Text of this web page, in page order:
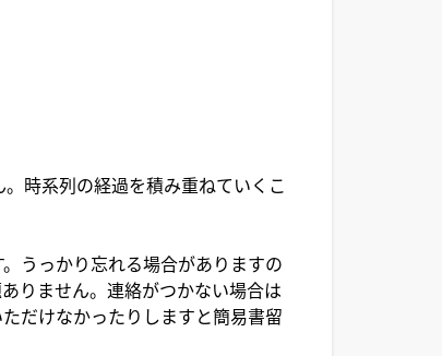
時系列の経過を積み重ねていくこ
うっかり忘れる場合がありますの
りません。連絡がつかない場合は
だけなかったりしますと簡易書留